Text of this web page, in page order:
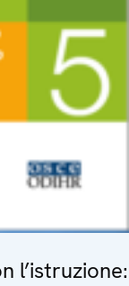
l’istruzione: